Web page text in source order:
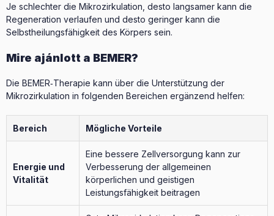
Je schlechter die Mikrozirkulation, desto langsamer kann die
Regeneration verlaufen und desto geringer kann die
Selbstheilungsfähigkeit des Körpers sein.
Mire ajánlott a BEMER?
Die BEMER‑Therapie kann über die Unterstützung der
Mikrozirkulation in folgenden Bereichen ergänzend helfen:
Bereich Mögliche Vorteile
Energie und
Vitalität
Eine bessere Zellversorgung kann zur
Verbesserung der allgemeinen
körperlichen und geistigen
Leistungsfähigkeit beitragen